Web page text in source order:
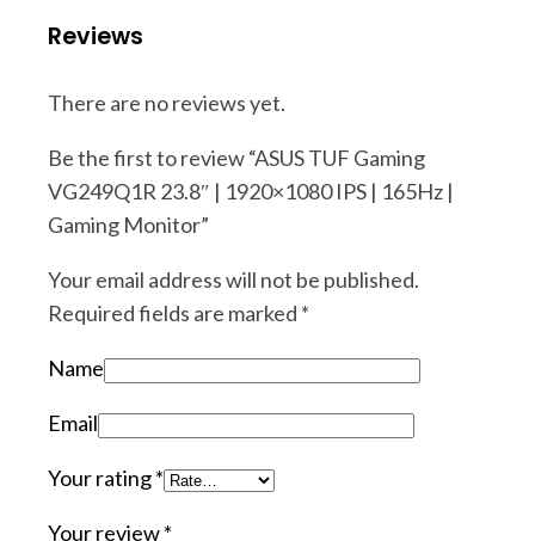
Reviews
There are no reviews yet.
Be the first to review “ASUS TUF Gaming
VG249Q1R 23.8″ | 1920×1080 IPS | 165Hz |
Gaming Monitor”
Your email address will not be published.
Required fields are marked *
Name
Email
Your rating*
Your review*